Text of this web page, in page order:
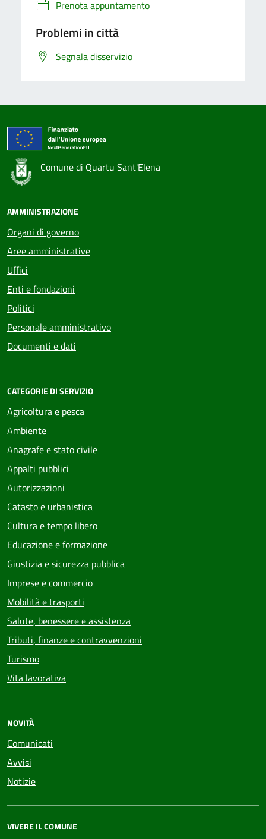
Prenota appuntamento
Problemi in città
Segnala disservizio
Comune di Quartu Sant'Elena
AMMINISTRAZIONE
Organi di governo
Aree amministrative
Uffici
Enti e fondazioni
Politici
Personale amministrativo
Documenti e dati
CATEGORIE DI SERVIZIO
Agricoltura e pesca
Ambiente
Anagrafe e stato civile
Appalti pubblici
Autorizzazioni
Catasto e urbanistica
Cultura e tempo libero
Educazione e formazione
Giustizia e sicurezza pubblica
Imprese e commercio
Mobilità e trasporti
Salute, benessere e assistenza
Tributi, finanze e contravvenzioni
Turismo
Vita lavorativa
NOVITÀ
Comunicati
Avvisi
Notizie
VIVERE IL COMUNE